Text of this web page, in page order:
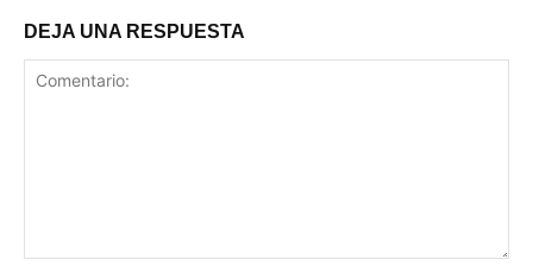
DEJA UNA RESPUESTA